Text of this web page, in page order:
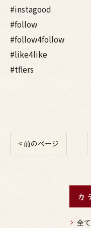
#instagood
#follow
#follow4follow
#like4like
#tflers
< 前のページ
カ
全